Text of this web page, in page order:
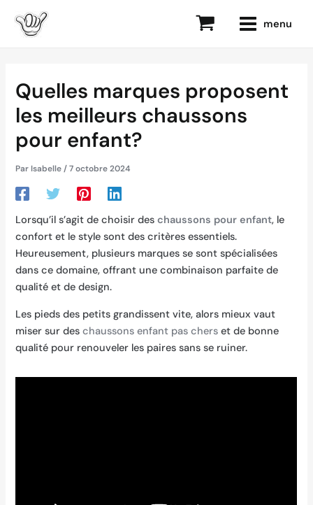
contenu
menu
Quelles marques proposent
les meilleurs chaussons
pour enfant?
Par Isabelle/7 octobre 2024
Lorsqu’il s’agit de choisir deschaussons pour enfant, le
confort et le style sont des critères essentiels.
Heureusement, plusieurs marques se sont spécialisées
dans ce domaine, offrant une combinaison parfaite de
qualité et de design.
Les pieds des petits grandissent vite, alors mieux vaut
miser sur deschaussons enfant pas chers et de bonne
qualité pour renouveler les paires sans se ruiner.
des
articles